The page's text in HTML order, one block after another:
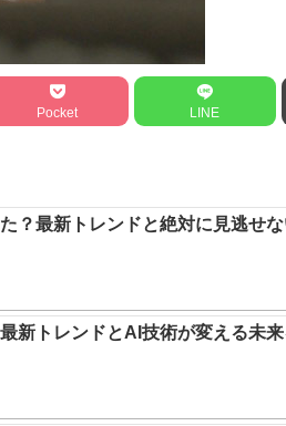
Pocket LINE
？最新トレンドと絶対に見逃せ
新トレンドとAI技術が変える未